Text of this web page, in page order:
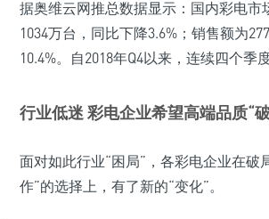
据奥维云网推总数据显示：国内彩电市
1034万台，同比下降3.6%；销售额为
10.4%。自2018年Q4以来，连续四个季
行业低迷 彩电企业希望高端品质“
面对如此行业“困局”，各彩电企业在破
作”的选择上，有了新的“变化”。